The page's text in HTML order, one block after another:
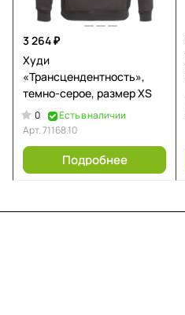
3 264 ₽
Худи
«Трансцендентность»,
темно-серое, размер XS
0
Есть в наличии
Арт.71168.10
Подробнее